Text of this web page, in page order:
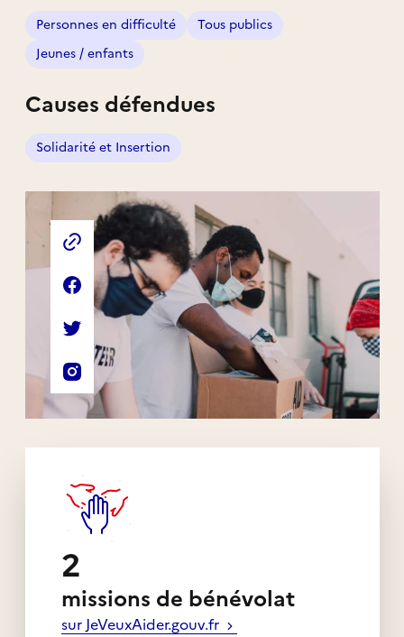
Personnes en difficulté
Tous publics
Jeunes / enfants
Causes défendues
Solidarité et Insertion
Liens externes de l'association
Site web de l'association
Page Facebook de l'association
Compte Twitter de l'association
Compte Instagram de l'association
2
missions de bénévolat
sur JeVeuxAider.gouv.fr